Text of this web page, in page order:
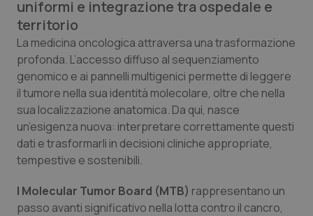
Calabria
Campania
Emilia-Romagna
Friuli Venezia Giulia
Lazio
Liguria
Asma & BPCO
Car-T
Colesterolo & coronaropatie
Dermatite Atopica
Diabete & glucometri
Disturbi dell’umore
uniformi e integrazione tra ospedale e
territorio
La medicina oncologica attraversa una trasformazione
profonda. L’accesso diffuso al sequenziamento
genomico e ai pannelli multigenici permette di leggere
il tumore nella sua identità molecolare, oltre che nella
sua localizzazione anatomica. Da qui, nasce
un’esigenza nuova: interpretare correttamente questi
dati e trasformarli in decisioni cliniche appropriate,
tempestive e sostenibili.
I Molecular Tumor Board (MTB) rappresentano un
passo avanti significativo nella lotta contro il cancro,